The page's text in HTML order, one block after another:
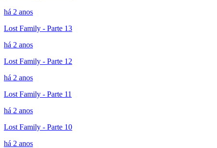
há 2 anos
Lost Family - Parte 13
há 2 anos
Lost Family - Parte 12
há 2 anos
Lost Family - Parte 11
há 2 anos
Lost Family - Parte 10
há 2 anos